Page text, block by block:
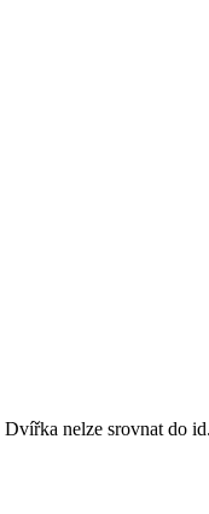
nelze srovnat do